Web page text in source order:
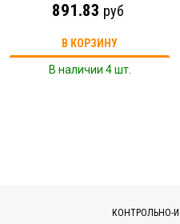
891.83 руб
В КОРЗИНУ
В наличии 4 шт.
КОНТРОЛЬНО-